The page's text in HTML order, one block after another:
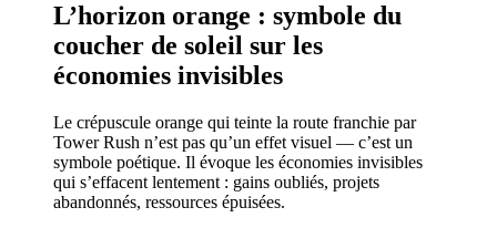
L’horizon orange : symbole du
coucher de soleil sur les
économies invisibles
Le crépuscule orange qui teinte la route franchie par
Tower Rush n’est pas qu’un effet visuel — c’est un
symbole poétique. Il évoque les économies invisibles
qui s’effacent lentement : gains oubliés, projets
abandonnés, ressources épuisées.